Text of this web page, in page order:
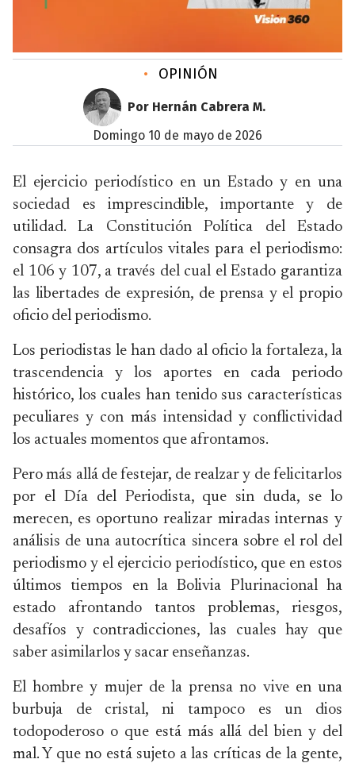
• OPINIÓN
Por Hernán Cabrera M.
domingo 10 de mayo de 2026
El ejercicio periodístico en un Estado y en una
sociedad es imprescindible, importante y de
utilidad. La Constitución Política del Estado
consagra dos artículos vitales para el periodismo:
el 106 y 107, a través del cual el Estado garantiza
las libertades de expresión, de prensa y el propio
oficio del periodismo.
Los periodistas le han dado al oficio la fortaleza, la
trascendencia y los aportes en cada periodo
histórico, los cuales han tenido sus características
peculiares y con más intensidad y conflictividad
los actuales momentos que afrontamos.
Pero más allá de festejar, de realzar y de felicitarlos
por el Día del Periodista, que sin duda, se lo
merecen, es oportuno realizar miradas internas y
análisis de una autocrítica sincera sobre el rol del
periodismo y el ejercicio periodístico, que en estos
últimos tiempos en la Bolivia Plurinacional ha
estado afrontando tantos problemas, riesgos,
desafíos y contradicciones, las cuales hay que
saber asimilarlos y sacar enseñanzas.
El hombre y mujer de la prensa no vive en una
burbuja de cristal, ni tampoco es un dios
todopoderoso o que está más allá del bien y del
mal. Y que no está sujeto a las críticas de la gente,